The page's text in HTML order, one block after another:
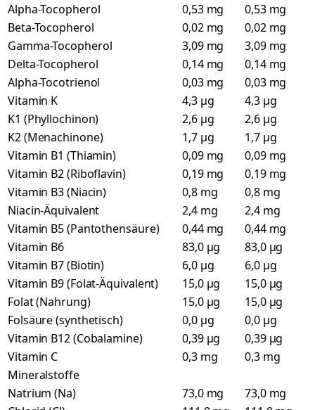
Alpha-Tocopherol
0,53 mg
0,53 mg
Beta-Tocopherol
0,02 mg
0,02 mg
Gamma-Tocopherol
3,09 mg
3,09 mg
Delta-Tocopherol
0,14 mg
0,14 mg
Alpha-Tocotrienol
0,03 mg
0,03 mg
Vitamin K
4,3 µg
4,3 µg
K1 (Phyllochinon)
2,6 µg
2,6 µg
K2 (Menachinone)
1,7 µg
1,7 µg
Vitamin B1 (Thiamin)
0,09 mg
0,09 mg
Vitamin B2 (Riboflavin)
0,19 mg
0,19 mg
Vitamin B3 (Niacin)
0,8 mg
0,8 mg
Niacin-Äquivalent
2,4 mg
2,4 mg
Vitamin B5 (Pantothensäure)
0,44 mg
0,44 mg
Vitamin B6
83,0 µg
83,0 µg
Vitamin B7 (Biotin)
6,0 µg
6,0 µg
Vitamin B9 (Folat-Äquivalent)
15,0 µg
15,0 µg
Folat (Nahrung)
15,0 µg
15,0 µg
Folsäure (synthetisch)
0,0 µg
0,0 µg
Vitamin B12 (Cobalamine)
0,39 µg
0,39 µg
Vitamin C
0,3 mg
0,3 mg
Mineralstoffe
Natrium (Na)
73,0 mg
73,0 mg